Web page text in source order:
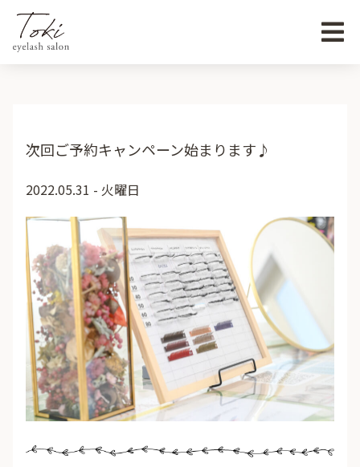
次回ご予約キャンペーン始まります♪
2022.05.31 - 火曜日